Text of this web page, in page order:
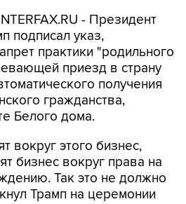
- Президент
подписал указ,
практики "родильного
приезд в страну
получения
гражданства,
Белого дома.
вокруг этого бизнес,
бизнес вокруг права на
Так это не должно
Трамп на церемонии